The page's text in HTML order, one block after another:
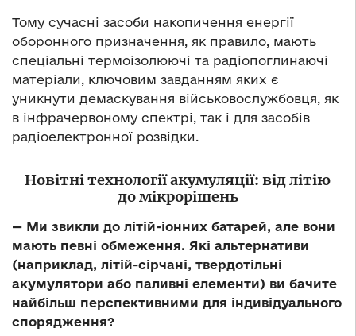
Тому сучасні засоби накопичення енергії
оборонного призначення, як правило, мають
спеціальні термоізолюючі та радіопоглинаючі
матеріали, ключовим завданням яких є
уникнути демаскування військовослужбовця, як
в інфрачервоному спектрі, так і для засобів
радіоелектронної розвідки.
Новітні технології акумуляції: від літію
до мікрорішень
— Ми звикли до літій-іонних батарей, але вони
мають певні обмеження. Які альтернативи
(наприклад, літій-сірчані, твердотільні
акумулятори або паливні елементи) ви бачите
найбільш перспективними для індивідуального
спорядження?